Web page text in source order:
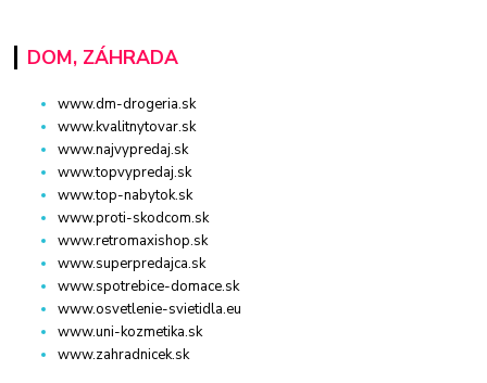
DOM, ZÁHRADA
www.dm-drogeria.sk
www.kvalitnytovar.sk
www.najvypredaj.sk
www.topvypredaj.sk
www.top-nabytok.sk
www.proti-skodcom.sk
www.retromaxishop.sk
www.superpredajca.sk
www.spotrebice-domace.sk
www.osvetlenie-svietidla.eu
www.uni-kozmetika.sk
www.zahradnicek.sk